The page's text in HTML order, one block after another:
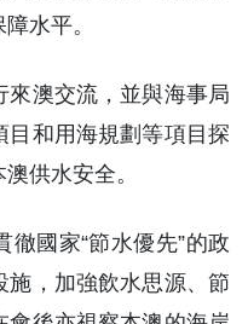
水平。
來澳交流，並與海事局
目和用海規劃等項目探
供水安全。
國家“節水優先”的政
施，加強飲水思源、節
會後亦視察本澳的海岸